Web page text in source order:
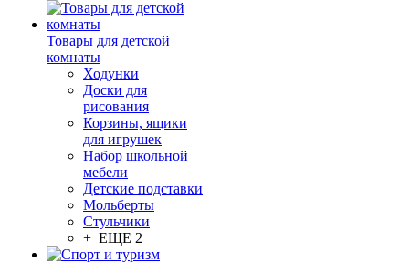
Товары для детской
комнаты
Ходунки
Доски для
рисования
Корзины, ящики
для игрушек
Набор школьной
мебели
Детские подставки
Мольберты
Стульчики
+ ЕЩЕ 2